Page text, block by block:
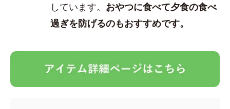
しています。 おやつに食べて夕食の食べ
過ぎを防げるのもおすすめです。